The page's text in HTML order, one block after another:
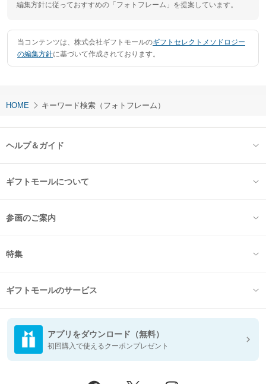
編集方針に従っておすすめの「フォトフレーム」を提案しています。
当コンテンツは、株式会社ギフトモールのギフトセレクトメソドロジー
の編集方針に基づいて作成されております。
HOME キーワード検索（フォトフレーム）
ヘルプ＆ガイド
ギフトモールについて
参画のご案内
特集
ギフトモールのサービス
アプリをダウンロード（無料）
初回購入で使えるクーポンプレゼント